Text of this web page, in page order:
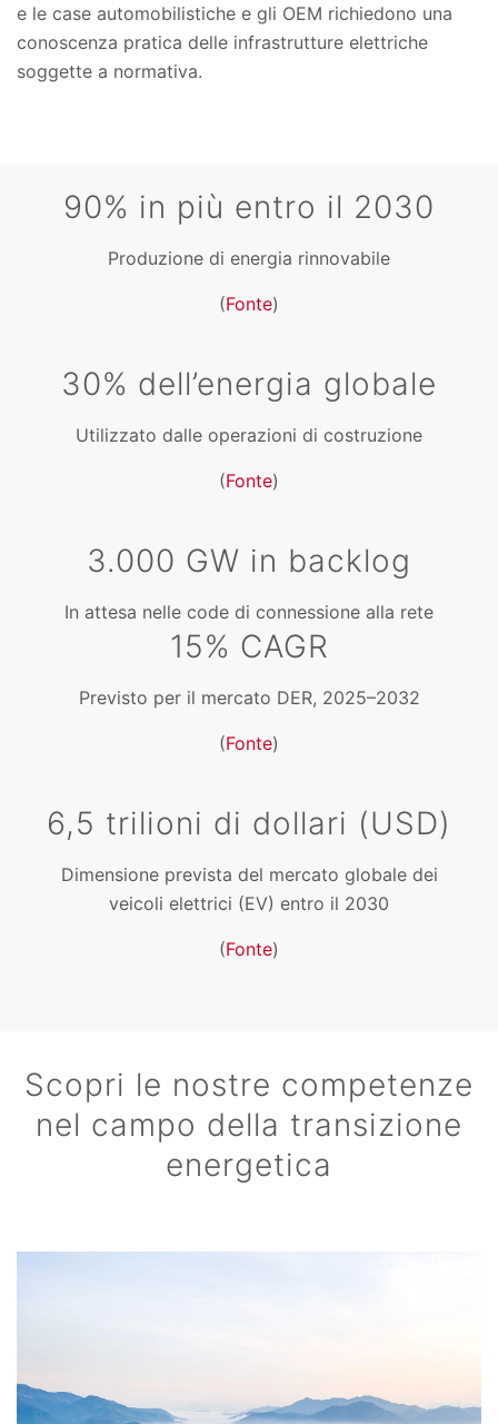
e le case automobilistiche e gli OEM richiedono una
conoscenza pratica delle infrastrutture elettriche
soggette a normativa.
90% in più entro il 2030
Produzione di energia rinnovabile
(Fonte)
30% dell’energia globale
Utilizzato dalle operazioni di costruzione
(Fonte)
3.000 GW in backlog
In attesa nelle code di connessione alla rete
15% CAGR
Previsto per il mercato DER, 2025–2032
(Fonte)
6,5 trilioni di dollari (USD)
Dimensione prevista del mercato globale dei
veicoli elettrici (EV) entro il 2030
(Fonte)
Scopri le nostre competenze
nel campo della transizione
energetica